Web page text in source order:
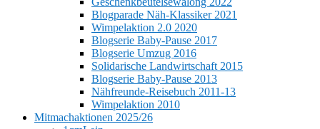
Blogparade Näh-Klassiker 2021
Wimpelaktion 2.0 2020
Blogserie Baby-Pause 2017
Blogserie Umzug 2016
Solidarische Landwirtschaft 2015
Blogserie Baby-Pause 2013
Nähfreunde-Reisebuch 2011-13
Wimpelaktion 2010
Mitmachaktionen 2025/26